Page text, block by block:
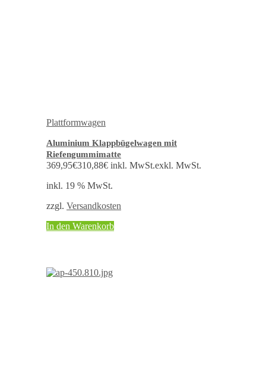
Plattformwagen
Aluminium Klappbügelwagen mit
Riefengummimatte
369,95€310,88€ inkl. MwSt.exkl. MwSt.
inkl. 19 % MwSt.
zzgl. Versandkosten
In den Warenkorb